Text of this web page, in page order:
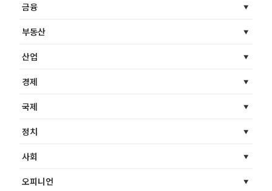
금융
부동산
산업
경제
국제
정치
사회
오피니언